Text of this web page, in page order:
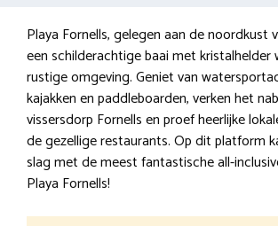
Playa Fornells, gelegen aan de noordkust
een schilderachtige baai met kristalhelder
rustige omgeving. Geniet van
kajakken en paddleboarden, verken het
vissersdorp Fornells en proef heerlijke
de gezellige restaurants. Op dit platform
slag met de meest fantastische all-
Playa Fornells!